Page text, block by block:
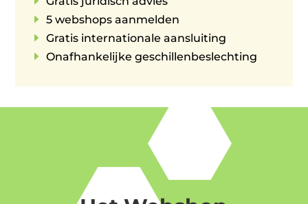
E 5 webshops aanmelden
E Gratis internationale aansluiting
E Onafhankelijke geschillenbeslechting